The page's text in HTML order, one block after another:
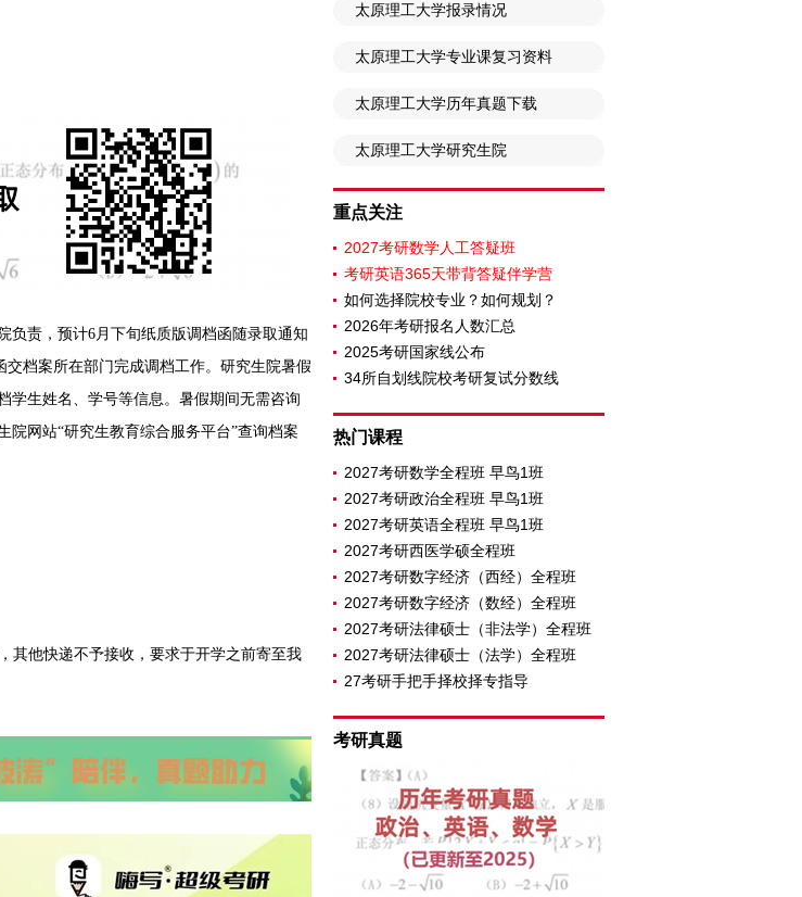
负责，预计6月下旬纸质版调档函随录取通知
档案所在部门完成调档工作。研究生院暑假
学生姓名、学号等信息。暑假期间无需咨询
院网站“研究生教育综合服务平台”查询档案
其他快递不予接收，要求于开学之前寄至我
太原理工大学报录情况
太原理工大学专业课复习资料
太原理工大学历年真题下载
太原理工大学研究生院
重点关注
2027考研数学人工答疑班
考研英语365天带背答疑伴学营
如何选择院校专业？如何规划？
2026年考研报名人数汇总
2025考研国家线公布
34所自划线院校考研复试分数线
热门课程
2027考研数学全程班 早鸟1班
2027考研政治全程班 早鸟1班
2027考研英语全程班 早鸟1班
2027考研西医学硕全程班
2027考研数字经济（西经）全程班
2027考研数字经济（数经）全程班
2027考研法律硕士（非法学）全程班
2027考研法律硕士（法学）全程班
27考研手把手择校择专指导
考研真题